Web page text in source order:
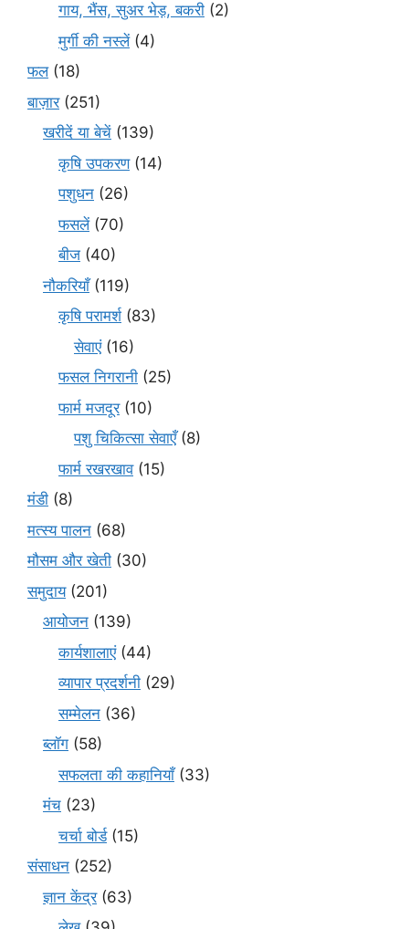
गाय, भैंस, सुअर भेड़, बकरी (2)
मुर्गी की नस्लें(4)
फल(18)
बाज़ार(251)
खरीदें या बेचें (139)
कृषि उपकरण(14)
पशुधन (26)
फसलें(70)
बीज (40)
नौकरियाँ(119)
कृषि परामर्श(83)
सेवाएं(16)
फसल निगरानी (25)
फार्म मजदूर(10)
पशु चिकित्सा सेवाएँ(8)
फार्म रखरखाव(15)
मंडी (8)
मत्स्य पालन (68)
मौसम और खेती (30)
समुदाय(201)
आयोजन (139)
कार्यशालाएं(44)
व्यापार प्रदर्शनी (29)
सम्मेलन (36)
ब्लॉग (58)
सफलता की कहानियाँ(33)
मंच (23)
चर्चा बोर्ड(15)
संसाधन (252)
ज्ञान केंद्र(63)